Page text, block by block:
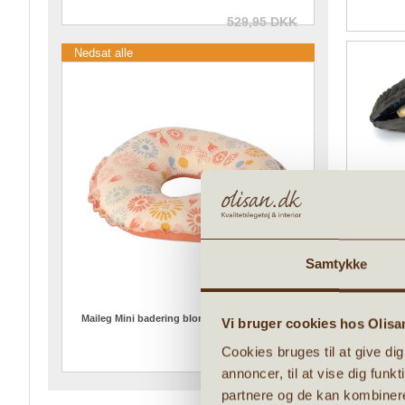
Samtykke
Vi bruger cookies hos
Cookies bruges til at give
annoncer, til at vise dig
partnere og de kan
Jellycat
har et
eller som
Siddende
Alder: 0+
529,95 DKK
Nedsat alle
Maileg Mini badering blomstret til micro mus
31,96 DKK
39,95 DKK